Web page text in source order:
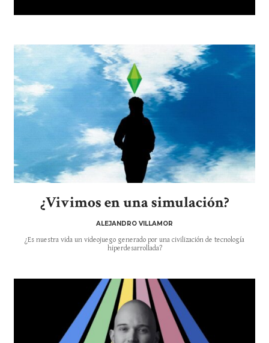
¿Vivimos en una simulación?
ALEJANDRO VILLAMOR
¿Es nuestra vida un videojuego generado por una civilización de tecnología
hiperdesarrollada?